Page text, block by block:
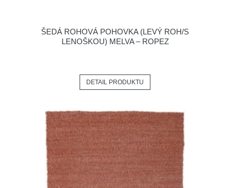
ŠEDÁ ROHOVÁ POHOVKA (LEVÝ ROH/S
LENOŠKOU) MELVA – ROPEZ
DETAIL PRODUKTU